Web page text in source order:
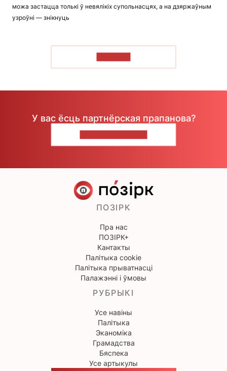
можа застацца толькі ў невялікіх супольнасцях, а на дзяржаўным
узроўні — знікнуць
У вас ёсць партнёрская прапанова?
ПОЗІРК
Пра нас
ПОЗІРК+
Кантакты
Палітыка cookie
Палітыка прыватнасці
Палажэнні і ўмовы
РУБРЫКІ
Усе навіны
Палітыка
Эканоміка
Грамадства
Бяспека
Усе артыкулы